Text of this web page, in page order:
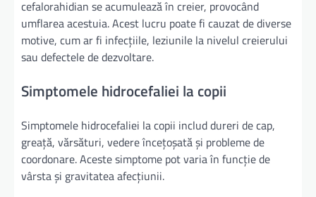
cefalorahidian se acumulează în creier, provocând
umflarea acestuia. Acest lucru poate fi cauzat de diverse
motive, cum ar fi infecțiile, leziunile la nivelul creierului
sau defectele de dezvoltare.
Simptomele hidrocefaliei la copii
Simptomele hidrocefaliei la copii includ dureri de cap,
greață, vărsături, vedere încețoșată și probleme de
coordonare. Aceste simptome pot varia în funcție de
vârsta și gravitatea afecțiunii.